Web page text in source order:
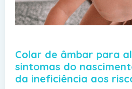
Colar de âmbar para
sintomas do
da ineficiência aos